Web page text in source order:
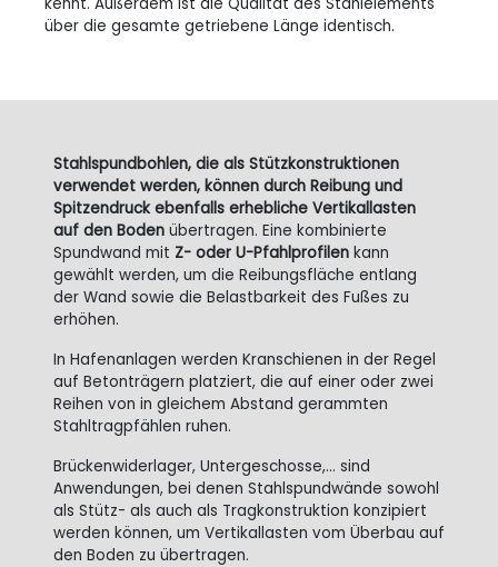
über die gesamte getriebene Länge identisch.
Stahlspundbohlen, die als Stützkonstruktionen
verwendet werden, können durch Reibung und
Spitzendruck ebenfalls erhebliche Vertikallasten
auf den Boden übertragen. Eine kombinierte
Spundwand mit Z- oder U-Pfahlprofilen kann
gewählt werden, um die Reibungsfläche entlang
der Wand sowie die Belastbarkeit des Fußes zu
erhöhen.
In Hafenanlagen werden Kranschienen in der Regel
auf Betonträgern platziert, die auf einer oder zwei
Reihen von in gleichem Abstand gerammten
Stahltragpfählen ruhen.
Brückenwiderlager, Untergeschosse,... sind
Anwendungen, bei denen Stahlspundwände sowohl
als Stütz- als auch als Tragkonstruktion konzipiert
werden können, um Vertikallasten vom Überbau auf
den Boden zu übertragen.